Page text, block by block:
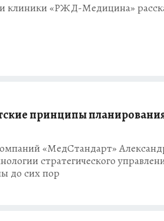
клиники «РЖД-Медицина»
принципы
«МедСтандарт»
стратегического
до сих пор